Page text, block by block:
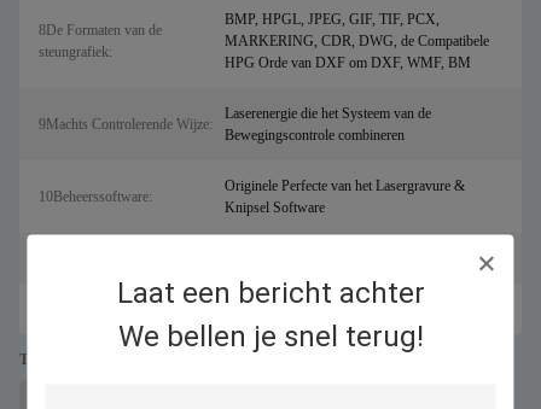
Laat een bericht achter
We bellen je snel terug!
8De Formaten van de
steungrafiek:
BMP, HPGL, JPEG, GIF, TIF, PCX,
MARKERING, CDR, DWG, de Compatibele
HPG Orde van DXF om DXF, WMF, BM
9Machts Controlerende Wijze:
Laserenergie die het Systeem van de
Bewegingscontrole combineren
10Beheerssoftware:
Originele Perfecte van het Lasergravure &
Knipsel Software
Tags: